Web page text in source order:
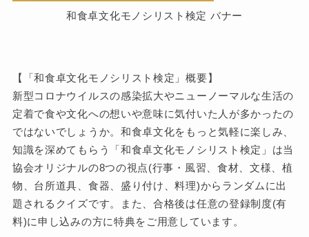
和食卓文化モノシリスト検定 バナー
【「和食卓文化モノシリスト検定」概要】
新型コロナウイルスの感染拡大やニューノーマルな生活の
定着で食や文化への想いや意味に気付いた人が多かったの
ではないでしょうか。和食卓文化をもっと気軽に楽しみ、
知識を深めてもらう「和食卓文化モノシリスト検定」は当
協会オリジナルの8つの視点(行事・風習、食材、文様、植
物、台所道具、食器、盛り付け、料理)からランダムに出
題されるクイズです。また、合格後は任意の登録制度(有
料)に申し込みの方に特典をご用意しています。